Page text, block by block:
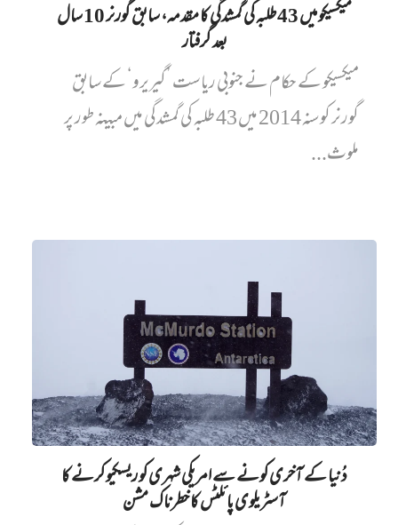
میکسیکو میں 43 طلبہ کی گمشدگی کا مقدمہ، سابق گورنر 10 سال
بعد گرفتار
میکسیکو کے حکام نے جنوبی ریاست ’گیریرو‘ کے سابق
گورنر کو سنہ 2014 میں 43 طلبہ کی گمشدگی میں مبینہ طور پر
ملوث...
دُنیا کے آخری کونے سے امریکی شہری کو ریسکیو کرنے کا
آسٹریلوی پائلٹس کا خطرناک مشن